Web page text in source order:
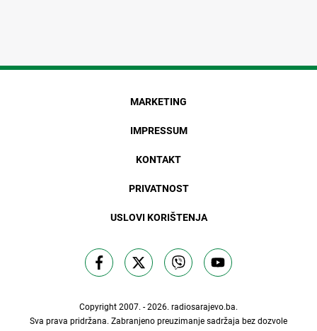
MARKETING
IMPRESSUM
KONTAKT
PRIVATNOST
USLOVI KORIŠTENJA
Copyright 2007. - 2026. radiosarajevo.ba.
Sva prava pridržana. Zabranjeno preuzimanje sadržaja bez dozvole